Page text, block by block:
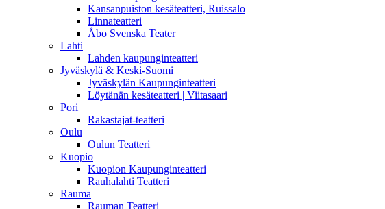
Kansanpuiston kesäteatteri, Ruissalo
Linnateatteri
Åbo Svenska Teater
Lahti
Lahden kaupunginteatteri
Jyväskylä & Keski-Suomi
Jyväskylän Kaupunginteatteri
Löytänän kesäteatteri | Viitasaari
Pori
Rakastajat-teatteri
Oulu
Oulun Teatteri
Kuopio
Kuopion Kaupunginteatteri
Rauhalahti Teatteri
Rauma
Rauman Teatteri